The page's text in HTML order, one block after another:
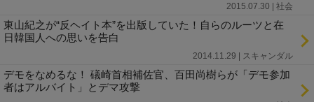
2015.07.30 | 社会
東山紀之が“反ヘイト本”を出版していた！自らのルーツと在
日韓国人への思いを告白
2014.11.29 | スキャンダル
デモをなめるな！ 礒崎首相補佐官、百田尚樹らが「デモ参加
者はアルバイト」とデマ攻撃